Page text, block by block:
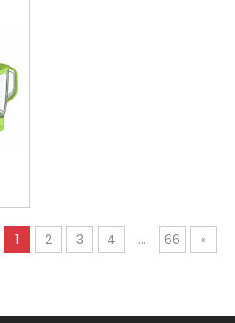
1 2 3 4 ... 66 »